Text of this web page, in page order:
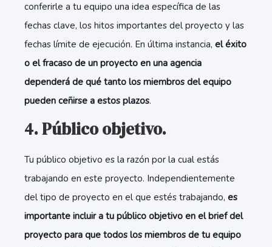
conferirle a tu equipo una idea específica de las
fechas clave, los hitos importantes del proyecto y las
fechas límite de ejecución. En última instancia, el éxito
o el fracaso de un proyecto en una agencia
dependerá de qué tanto los miembros del equipo
pueden ceñirse a estos plazos.
4. Público objetivo.
Tu público objetivo es la razón por la cual estás
trabajando en este proyecto. Independientemente
del tipo de proyecto en el que estés trabajando, es
importante incluir a tu público objetivo en el brief del
proyecto para que todos los miembros de tu equipo